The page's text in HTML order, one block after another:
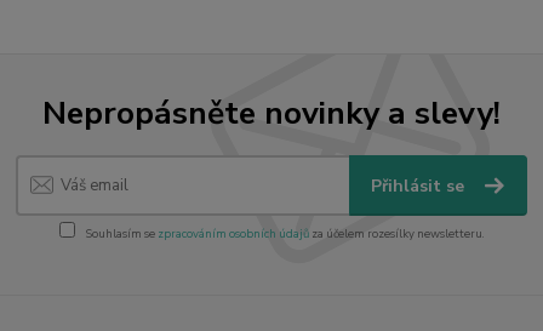
Nepropásněte novinky a slevy!
Přihlásit se
Souhlasím se zpracováním osobních údajůza účelem rozesílky newsletteru.